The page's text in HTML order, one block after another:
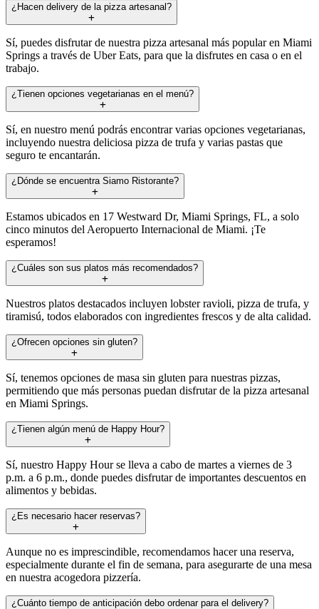
¿Hacen delivery de la pizza artesanal?
Sí, puedes disfrutar de nuestra pizza artesanal más popular en Miami
Springs a través de Uber Eats, para que la disfrutes en casa o en el
trabajo.
¿Tienen opciones vegetarianas en el menú?
Sí, en nuestro menú podrás encontrar varias opciones vegetarianas,
incluyendo nuestra deliciosa pizza de trufa y varias pastas que
seguro te encantarán.
¿Dónde se encuentra Siamo Ristorante?
Estamos ubicados en 17 Westward Dr, Miami Springs, FL, a solo
cinco minutos del Aeropuerto Internacional de Miami. ¡Te
esperamos!
¿Cuáles son sus platos más recomendados?
Nuestros platos destacados incluyen lobster ravioli, pizza de trufa, y
tiramisú, todos elaborados con ingredientes frescos y de alta calidad.
¿Ofrecen opciones sin gluten?
Sí, tenemos opciones de masa sin gluten para nuestras pizzas,
permitiendo que más personas puedan disfrutar de la pizza artesanal
en Miami Springs.
¿Tienen algún menú de Happy Hour?
Sí, nuestro Happy Hour se lleva a cabo de martes a viernes de 3
p.m. a 6 p.m., donde puedes disfrutar de importantes descuentos en
alimentos y bebidas.
¿Es necesario hacer reservas?
Aunque no es imprescindible, recomendamos hacer una reserva,
especialmente durante el fin de semana, para asegurarte de una mesa
en nuestra acogedora pizzería.
¿Cuánto tiempo de anticipación debo ordenar para el delivery?